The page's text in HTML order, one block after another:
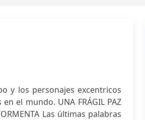
y los personajes excentricos
el mundo. UNA FRÁGIL PAZ
Las últimas palabras